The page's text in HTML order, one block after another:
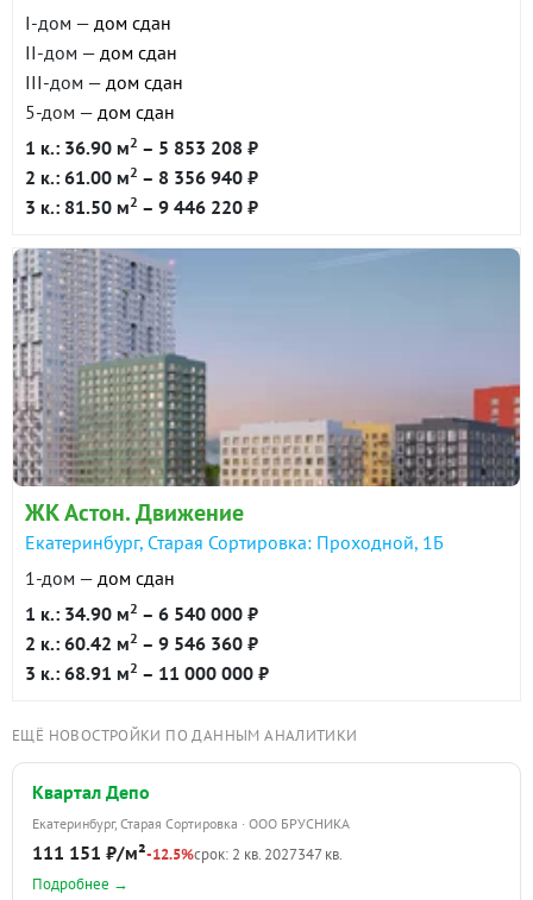
I-дом — дом сдан
II-дом — дом сдан
III-дом — дом сдан
5-дом — дом сдан
1 к.: 36.90 м2 – 5 853 208 ₽
2 к.: 61.00 м2 – 8 356 940 ₽
3 к.: 81.50 м2 – 9 446 220 ₽
ЖК Астон. Движение
Екатеринбург, Старая Сортировка: Проходной, 1Б
1-дом — дом сдан
1 к.: 34.90 м2 – 6 540 000 ₽
2 к.: 60.42 м2 – 9 546 360 ₽
3 к.: 68.91 м2 – 11 000 000 ₽
ЕЩЁ НОВОСТРОЙКИ ПО ДАННЫМ АНАЛИТИКИ
Квартал Депо
Екатеринбург, Старая Сортировка · ООО БРУСНИКА
111 151 ₽/м²-12.5%срок: 2 кв. 2027347 кв.
Подробнее →